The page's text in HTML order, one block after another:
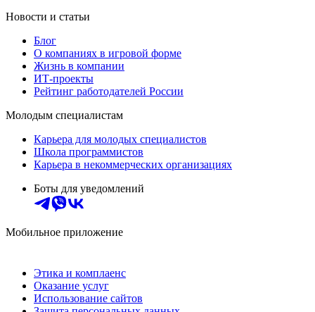
Новости и статьи
Блог
О компаниях в игровой форме
Жизнь в компании
ИТ-проекты
Рейтинг работодателей России
Молодым специалистам
Карьера для молодых специалистов
Школа программистов
Карьера в некоммерческих организациях
Боты для уведомлений
Мобильное приложение
Этика и комплаенс
Оказание услуг
Использование сайтов